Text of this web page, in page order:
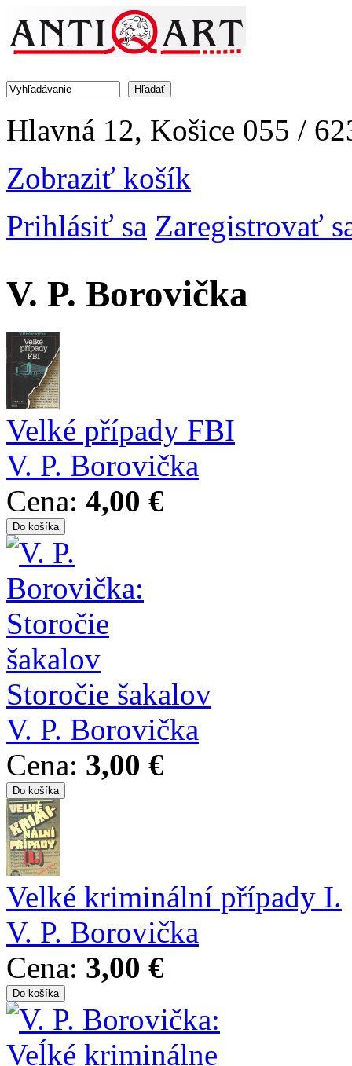
Vyhľadávanie
Hlavná 12, Košice 055 /
Zobraziť košík
Prihlásiť sa Zaregistrovať
V. P. Borovička
Velké případy FBI
V. P. Borovička
Cena: 4,00 €
Storočie šakalov
V. P. Borovička
Cena: 3,00 €
Velké kriminální případy I.
V. P. Borovička
Cena: 3,00 €